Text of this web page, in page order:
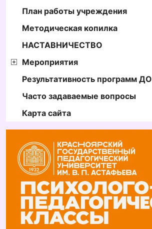
План работы учреждения
Методическая копилка
НАСТАВНИЧЕСТВО
Мероприятия
Результативность программ ДО
Часто задаваемые вопросы
Карта сайта